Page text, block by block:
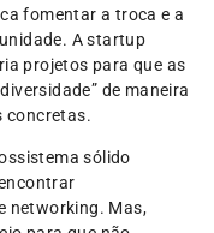
fomentar a troca e a
A startup
projetos para que as
de maneira
concretas.
sólido
networking. Mas,